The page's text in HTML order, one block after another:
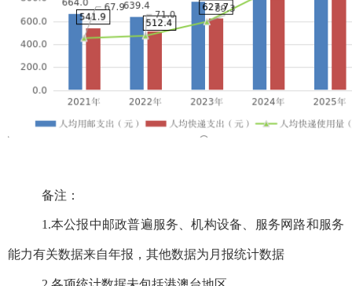
备注：
1.本公报中邮政普遍服务、机构设备、服务网路和服务
能力有关数据来自年报，其他数据为月报统计数据